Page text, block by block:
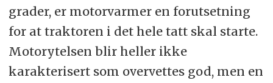
grader, er motorvarmer en forutsetning
for at traktoren i det hele tatt skal starte.
Motorytelsen blir heller ikke
karakterisert som overvettes god, men en